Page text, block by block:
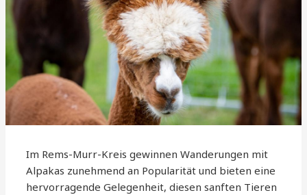
Im Rems-Murr-Kreis gewinnen Wanderungen mit
Alpakas zunehmend an Popularität und bieten eine
hervorragende Gelegenheit, diesen sanften Tieren